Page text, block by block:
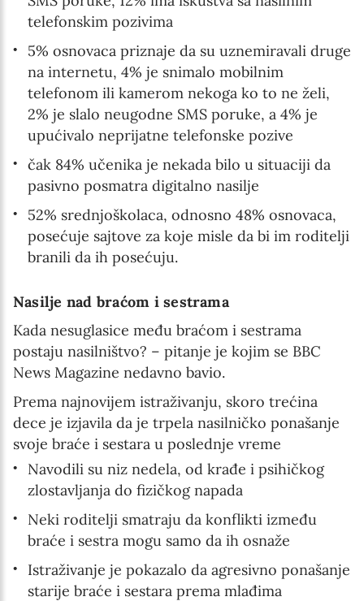
telefonskim pozivima
5% osnovaca priznaje da su uznemiravali druge
na internetu, 4% je snimalo mobilnim
telefonom ili kamerom nekoga ko to ne želi,
2% je slalo neugodne SMS poruke, a 4% je
upućivalo neprijatne telefonske pozive
čak 84% učenika je nekada bilo u situaciji da
pasivno posmatra digitalno nasilje
52% srednjoškolaca, odnosno 48% osnovaca,
posećuje sajtove za koje misle da bi im roditelji
branili da ih posećuju.
Nasilje nad braćom i sestrama
Kada nesuglasice među braćom i sestrama
postaju nasilništvo? – pitanje je kojim se BBC
News Magazine nedavno bavio.
Prema najnovijem istraživanju, skoro trećina
dece je izjavila da je trpela nasilničko ponašanje
svoje braće i sestara u poslednje vreme
Navodili su niz nedela, od krađe i psihičkog
zlostavljanja do fizičkog napada
Neki roditelji smatraju da konflikti između
braće i sestra mogu samo da ih osnaže
Istraživanje je pokazalo da agresivno ponašanje
starije braće i sestara prema mlađima